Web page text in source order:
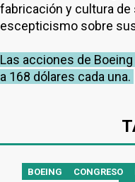
fabricación y cultura de
escepticismo sobre
Las acciones de
a 168 dólares cada una.
BOEING CONGRESO